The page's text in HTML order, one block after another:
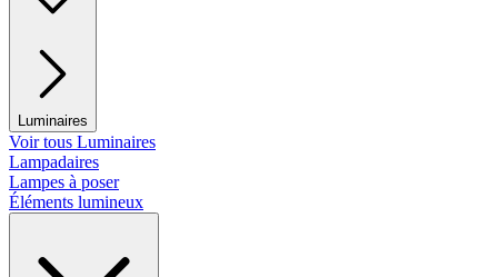
Luminaires
Voir tous Luminaires
Lampadaires
Lampes à poser
Éléments lumineux